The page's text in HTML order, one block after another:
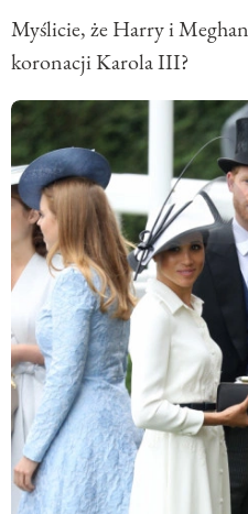
Myślicie, że Harry i
koronacji Karola III?